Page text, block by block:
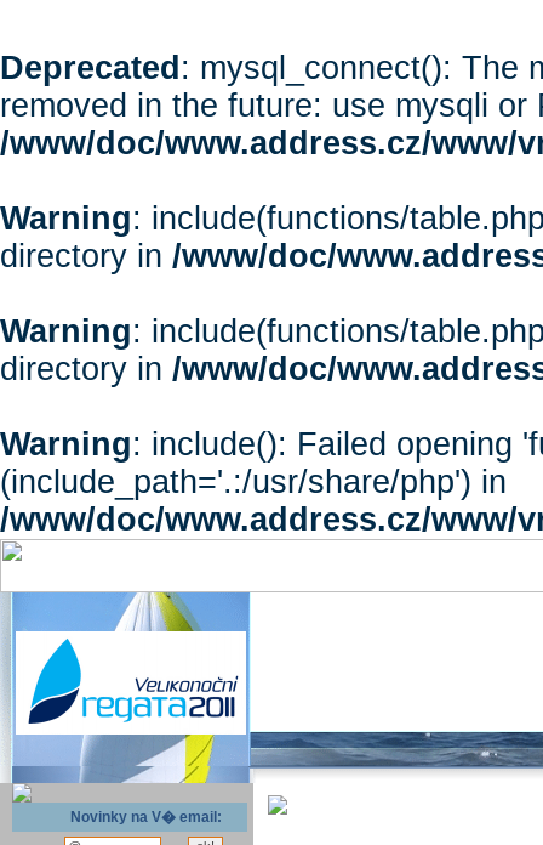
Deprecated : mysql_connect(): The
removed in the future: use mysqli or
/www/doc/www.address.cz/www/
Warning: include(functions/
directory in /www/doc/
Warning: include(functions/
directory in /www/doc/
Warning: include(): Failed opening
(include_path='.:/usr/share/php') in
/www/doc/www.address.cz/www/
Novinky na V� email: